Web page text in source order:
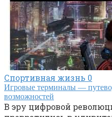
Спортивная жизнь 0
Игровые терминалы —
возможностей
В эру цифровой